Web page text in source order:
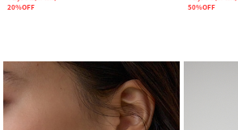
20%OFF
50%OFF